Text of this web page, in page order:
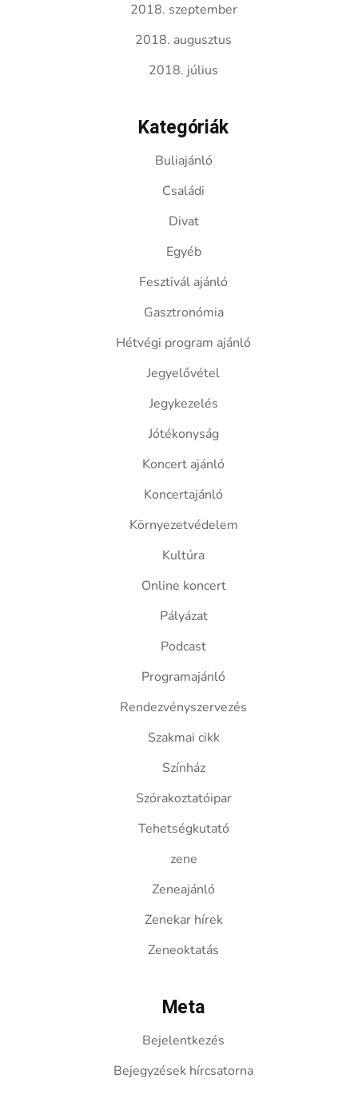
2018. szeptember
2018. augusztus
2018. július
Kategóriák
Buliajánló
Családi
Divat
Egyéb
Fesztivál ajánló
Gasztronómia
Hétvégi program ajánló
Jegyelővétel
Jegykezelés
Jótékonyság
Koncert ajánló
Koncertajánló
Környezetvédelem
Kultúra
Online koncert
Pályázat
Podcast
Programajánló
Rendezvényszervezés
Szakmai cikk
Színház
Szórakoztatóipar
Tehetségkutató
zene
Zeneajánló
Zenekar hírek
Zeneoktatás
Meta
Bejelentkezés
Bejegyzések hírcsatorna